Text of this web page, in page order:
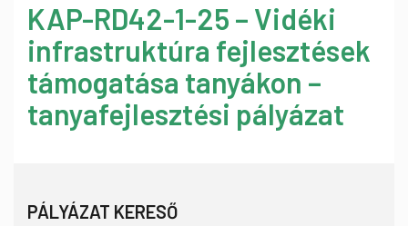
KAP-RD42-1-25 – Vidéki
infrastruktúra fejlesztések
támogatása tanyákon –
tanyafejlesztési pályázat
PÁLYÁZAT KERESŐ